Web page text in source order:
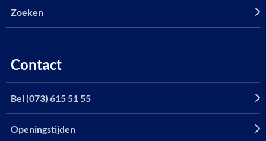
Zoeken
Contact
Bel (073) 615 51 55
Openingstijden